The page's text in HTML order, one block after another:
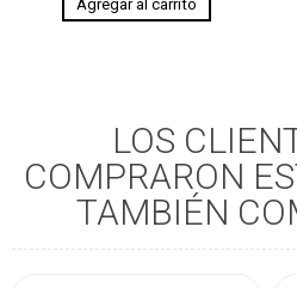
LOS
COMPRARON
TAMBIÉN